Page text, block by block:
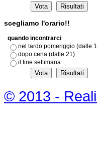
scegliamo l'orario!!
quando incontrarci
nel tardo pomeriggio (dalle
dopo cena (dalle 21)
il fine settimana
© 2013 -